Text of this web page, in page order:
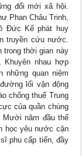
đổi mới xã hội.
Phan Châu Trinh,
Đức Kế phát huy
truyền cứu nước.
trong thời gian này
nhau hợp
những quan niệm
lối vận động
chống thuế Trung
của quần chúng
Mười năm đầu thế
học yêu nước cận
phu cấp tiến, đầy